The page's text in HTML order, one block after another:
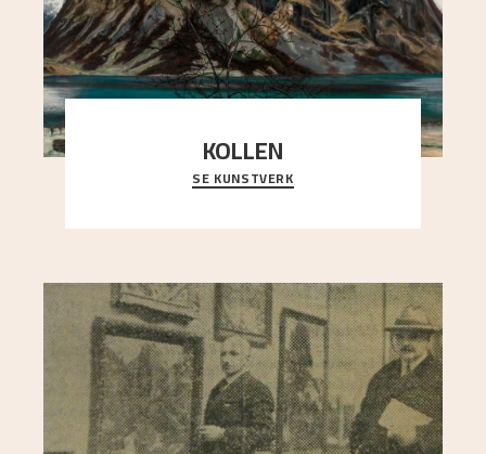
KOLLEN
Et ruvende fjell dominerer bildeflaten, og står i
sterk kontrast til det spinkle rognetreet ute
SE KUNSTVERK